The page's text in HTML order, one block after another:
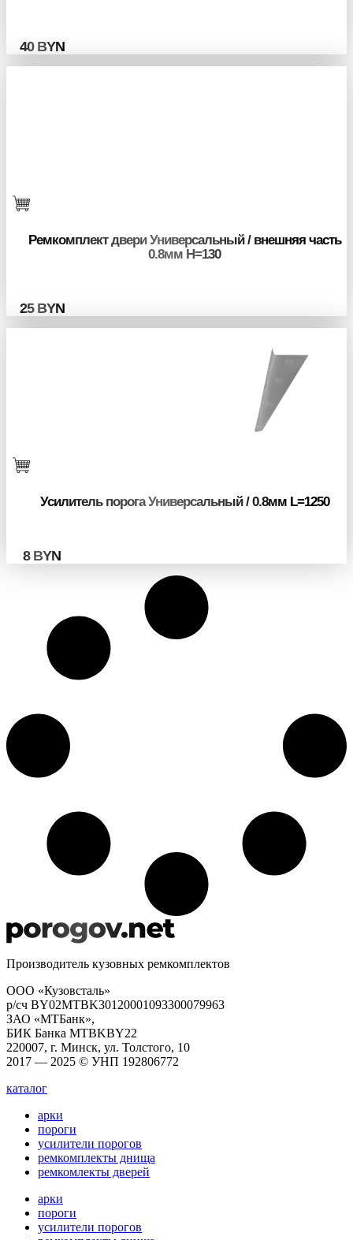
40 BYN
Ремкомплект двери Универсальный / внешняя часть
0.8мм H=130
25 BYN
Усилитель порога Универсальный / 0.8мм L=1250
8 BYN
Производитель кузовных ремкомплектов
ООО «Кузовсталь»
р/сч BY02MTBK30120001093300079963
ЗАО «МТБанк»,
БИК Банка MTBKBY22
220007, г. Минск, ул. Толстого, 10
2017 — 2025 © УНП 192806772
каталог
арки
пороги
усилители порогов
ремкомплекты днища
ремкомлекты дверей
арки
пороги
усилители порогов